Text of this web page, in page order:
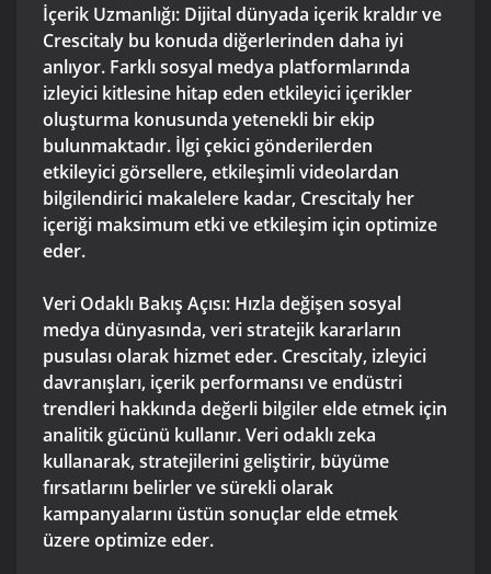
İçerik Uzmanlığı: Dijital dünyada içerik kraldır ve
Crescitaly bu konuda diğerlerinden daha iyi
anlıyor. Farklı sosyal medya platformlarında
izleyici kitlesine hitap eden etkileyici içerikler
oluşturma konusunda yetenekli bir ekip
bulunmaktadır. İlgi çekici gönderilerden
etkileyici görsellere, etkileşimli videolardan
bilgilendirici makalelere kadar, Crescitaly her
içeriği maksimum etki ve etkileşim için optimize
eder.
Veri Odaklı Bakış Açısı: Hızla değişen sosyal
medya dünyasında, veri stratejik kararların
pusulası olarak hizmet eder. Crescitaly, izleyici
davranışları, içerik performansı ve endüstri
trendleri hakkında değerli bilgiler elde etmek için
analitik gücünü kullanır. Veri odaklı zeka
kullanarak, stratejilerini geliştirir, büyüme
fırsatlarını belirler ve sürekli olarak
kampanyalarını üstün sonuçlar elde etmek
üzere optimize eder.